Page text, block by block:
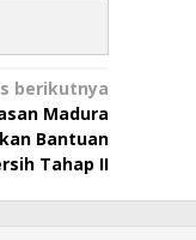
berikutnya
Madura
Bantuan
Tahap II